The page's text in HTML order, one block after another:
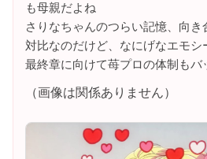
も母親だよね
さりなちゃんのつらい記憶、向
対比なのだけど、なにげなエモシ
最終章に向けて苺プロの体制もバ
（画像は関係ありません）